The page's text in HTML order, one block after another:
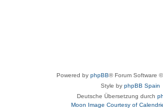
Powered by phpBB® Forum Software
Style by phpBB Spain
Deutsche Übersetzung durch
Moon Image Courtesy of